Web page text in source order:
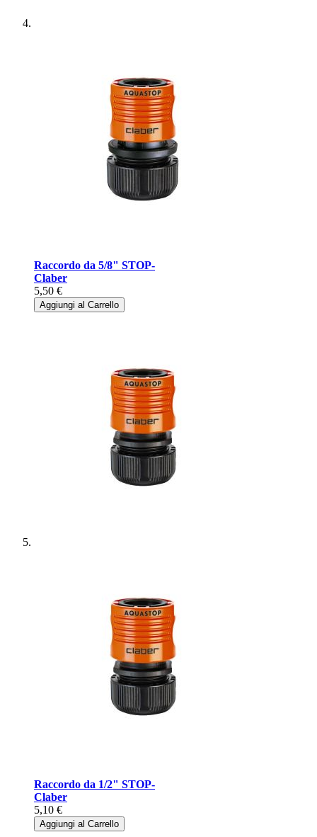
Raccordo da 5/8" STOP-
Claber
5,50 €
Aggiungi al Carrello
Raccordo da 1/2" STOP-
Claber
5,10 €
Aggiungi al Carrello